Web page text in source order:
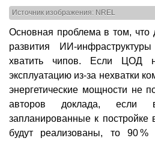
Источник изображения: NREL
Основная проблема в том, что
развития ИИ-
хватить чипов. Если ЦОД
эксплуатацию из-за нехватки
энергетические мощности не
авторов доклада, если
запланированные к
будут реализованы, то 90 %